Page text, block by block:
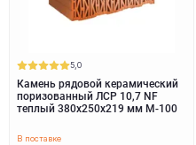
5,0
Камень рядовой керамический
поризованный ЛСР 10,7 NF
теплый 380х250х219 мм M-100
В поставке